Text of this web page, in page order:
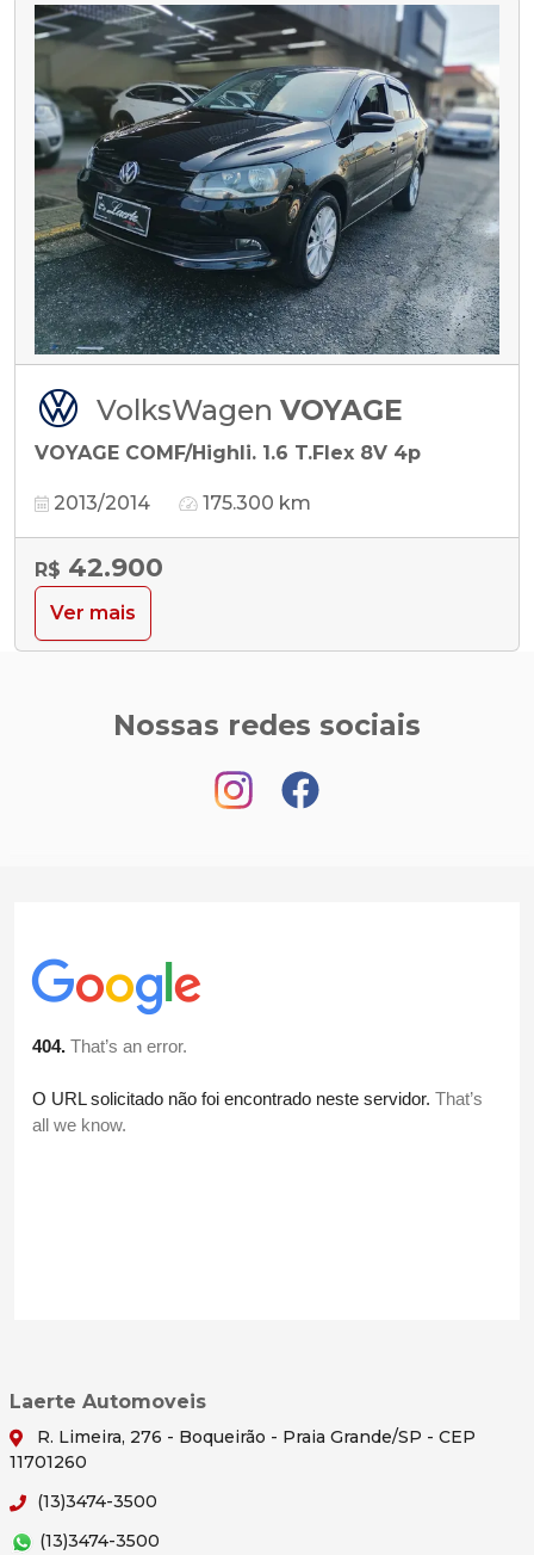
VolksWagen VOYAGE
VOYAGE COMF/Highli. 1.6 T.Flex 8V 4p
2013/2014 175.300 km
R$ 42.900
Ver mais
Nossas redes sociais
Laerte Automoveis
R. Limeira, 276 - Boqueirão - Praia Grande/SP - CEP
11701260
(13)3474-3500
(13)3474-3500